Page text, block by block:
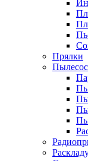
Прялки